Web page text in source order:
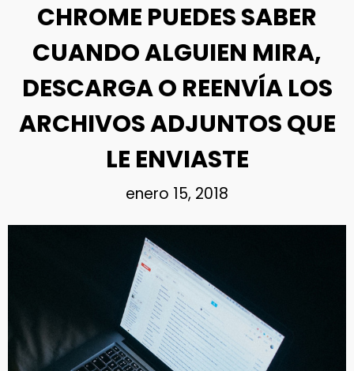
CHROME PUEDES SABER
CUANDO ALGUIEN MIRA,
DESCARGA O REENVÍA LOS
ARCHIVOS ADJUNTOS QUE
LE ENVIASTE
enero 15, 2018